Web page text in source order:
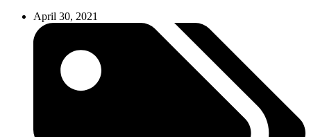
April 30, 2021